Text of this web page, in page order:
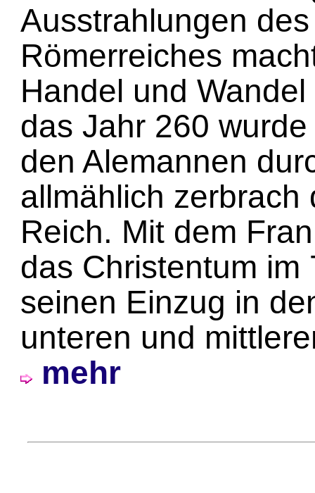
Ausstrahlungen
Römerreiches
Handel und
das Jahr 260
den Alemannen
allmählich zerbrach
Reich. Mit dem
das Christentum im
seinen Einzug in
unteren und
mehr